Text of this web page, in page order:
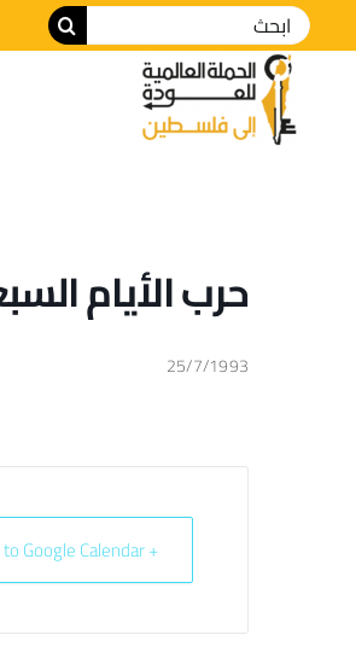
حرب الأيام
25/7/1993
+ Add to Google Calendar